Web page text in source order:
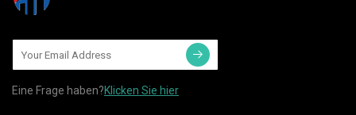
Eine Frage haben?Klicken Sie hier